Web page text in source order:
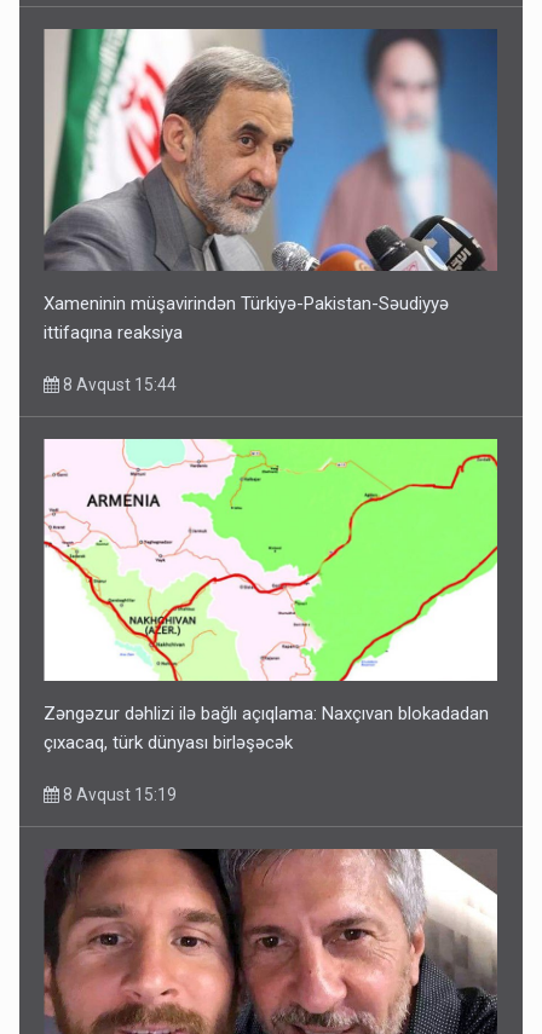
Xameninin müşavirindən Türkiyə-Pakistan-Səudiyyə
ittifaqına reaksiya
8 Avqust 15:44
Zəngəzur dəhlizi ilə bağlı açıqlama: Naxçıvan blokadadan
çıxacaq, türk dünyası birləşəcək
8 Avqust 15:19